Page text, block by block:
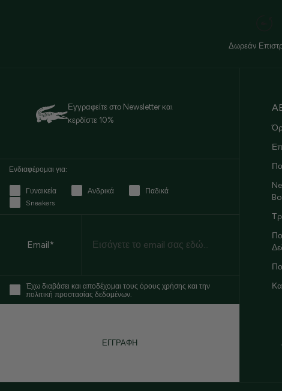
Δωρεάν
Εγγραφείτε στο Newsletter και
κερδίστε 10%
Ενδιαφέρομαι για:
Γυναικεία Ανδρικά
Παδικά
Sneakers
Email*
Έχω διαβάσει και αποδέχομαι τους όρους χρήσης και την
πολιτική προστασίας δεδομένων.
ΕΓΓΡΑΦΗ